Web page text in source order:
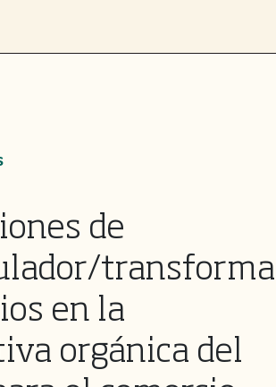
de
en la
orgánica del